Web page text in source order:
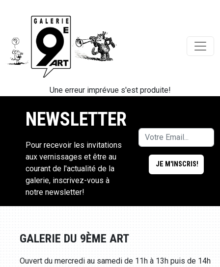
Une erreur imprévue s'est produite!
NEWSLETTER
Pour recevoir les invitations
aux vernissages et être au
courant de l'actualité de la
galerie, inscrivez-vous à
notre newsletter!
GALERIE DU 9ÈME ART
Ouvert du mercredi au samedi de 11h à 13h puis de 14h